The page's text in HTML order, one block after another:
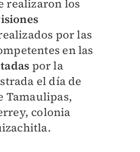
realizaron los
por las
en las
por la
el día de
Tamaulipas,
colonia